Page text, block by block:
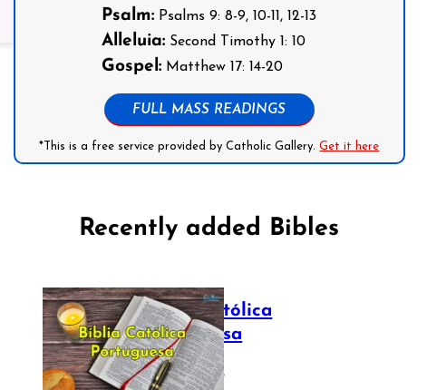
Psalm: Psalms 9: 8-9, 10-11, 12-13
Alleluia: Second Timothy 1: 10
Gospel: Matthew 17: 14-20
FULL MASS READINGS
*This is a free service provided by Catholic Gallery.Get it here
Recently added Bibles
Bíblia Católica
Portuguesa
July 16, 2025